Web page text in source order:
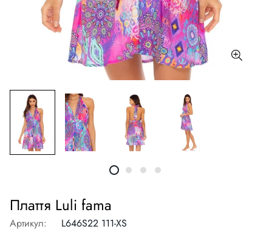
Плаття Luli fama
Артикул:
L646S22 111-XS